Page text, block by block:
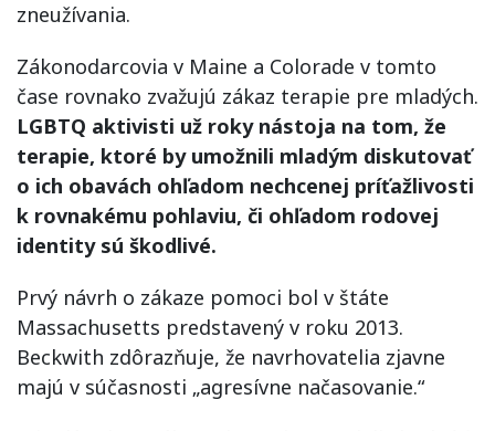
zneužívania.
Zákonodarcovia v Maine a Colorade v tomto
čase rovnako zvažujú zákaz terapie pre mladých.
LGBTQ aktivisti už roky nástoja na tom, že
terapie, ktoré by umožnili mladým diskutovať
o ich obavách ohľadom nechcenej príťažlivosti
k rovnakému pohlaviu, či ohľadom rodovej
identity sú škodlivé.
Prvý návrh o zákaze pomoci bol v štáte
Massachusetts predstavený v roku 2013.
Beckwith zdôrazňuje, že navrhovatelia zjavne
majú v súčasnosti „agresívne načasovanie.“